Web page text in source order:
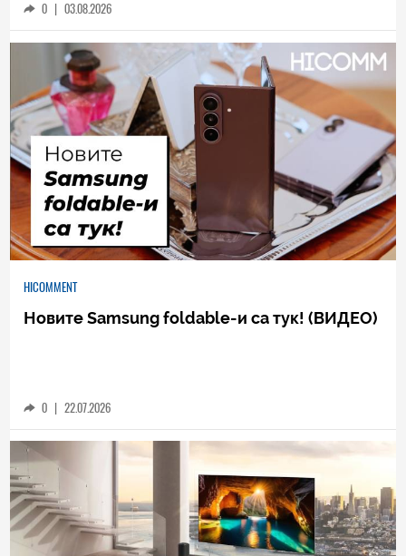
0 | 03.08.2026
HICOMMENT
Новите Samsung foldable-и са тук! (ВИДЕО)
0 | 22.07.2026